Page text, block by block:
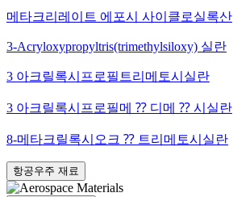
메타크리레이트 에포시 사이클로실록산
3-Acryloxypropyltris(trimethylsiloxy) 실란
3 아크릴록시프로필트리메토시실란
3 아크릴록시프로필메 ⁇ 디메 ⁇ 시실란
8-메타크릴록시오크 ⁇ 트리메토시실란
항공우주 재료